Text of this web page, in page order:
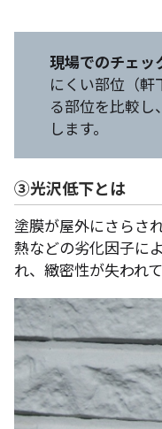
現場でのチェッ
にくい部位（軒
る部位を比較
します。
③光沢低下とは
塗膜が屋外にさらさ
熱などの劣化因子に
れ、緻密性が失われ